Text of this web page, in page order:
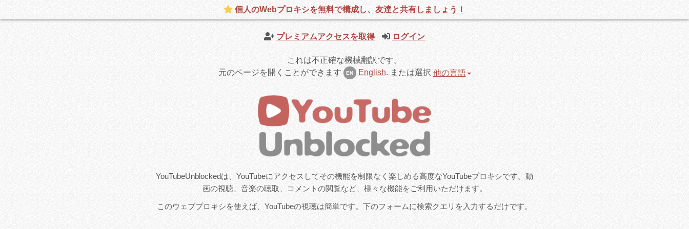
プレミアムアクセスを取得 ログイン
これは不正確な機械翻訳です。
元のページを開くことができます
EN English. または選択 他の言語
YouTubeUnblockedは、YouTubeにアクセスしてその機能を制限なく楽しめる高度なYouTubeプロキシです。動
画の視聴、音楽の聴取、コメントの閲覧など、様々な機能をご利用いただけます。
このウェブプロキシを使えば、YouTubeの視聴は簡単です。下のフォームに検索クエリを入力するだけです。
個人のWebプロキシを無料で構成し、友達と共有しましょう！